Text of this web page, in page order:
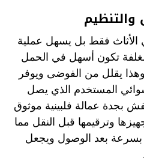
الأثاث فقط بل يسهل عملية
تكون أسهل في الحمل
يقلل من الفوضى ويوفر
المستخدم الذي يصل
بجدة عمالة فلبينية موثوق
وترقيمها قبل النقل مما
بسرعة بعد الوصول ويجعل